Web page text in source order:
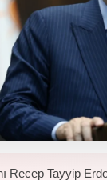
Recep Tayyip